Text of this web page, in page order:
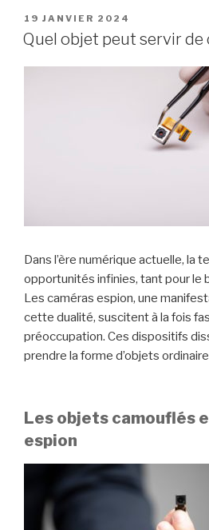
PUBLIÉ
LE
19 JANVIER 2024
Quel objet peut servir de
Dans l’ère numérique actuelle, la
opportunités infinies, tant pour le
Les caméras espion, une
cette dualité, suscitent à la fois
préoccupation. Ces dispositifs
prendre la forme d’objets
Les objets camouflés
espion